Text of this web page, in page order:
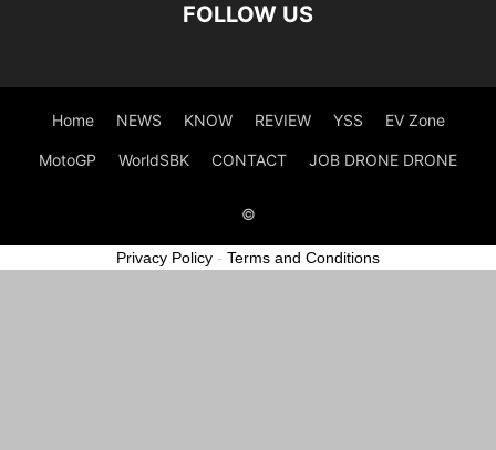
FOLLOW US
Home NEWS KNOW REVIEW YSS EV Zone
MotoGP WorldSBK CONTACT JOB DRONE DRONE
©
Privacy Policy - Terms and Conditions